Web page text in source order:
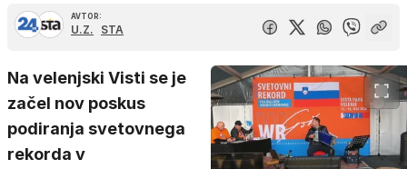
AVTOR:
U.Z. STA
Na velenjski Visti se je
začel nov poskus
podiranja svetovnega
rekorda v